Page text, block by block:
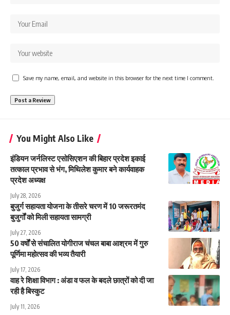
Save my name, email, and website in this browser for the next time I comment.
You Might Also Like
इंडियन जर्नलिस्ट एसोसिएशन की बिहार प्रदेश इकाई
तत्काल प्रभाव से भंग, मिथिलेश कुमार बने कार्यवाहक
प्रदेश अध्यक्ष
July 28, 2026
बुजुर्ग सहायता योजना के तीसरे चरण में 10 जरूरतमंद
बुजुर्गों को मिली सहायता सामग्री
July 27, 2026
50 वर्षों से संचालित योगीराज चंचल बाबा आश्रम में गुरु
पूर्णिमा महोत्सव की भव्य तैयारी
July 17, 2026
वाह रे शिक्षा विभाग : अंडा व फल के बदले छात्रों को दी जा
रही है बिस्कुट
July 11, 2026